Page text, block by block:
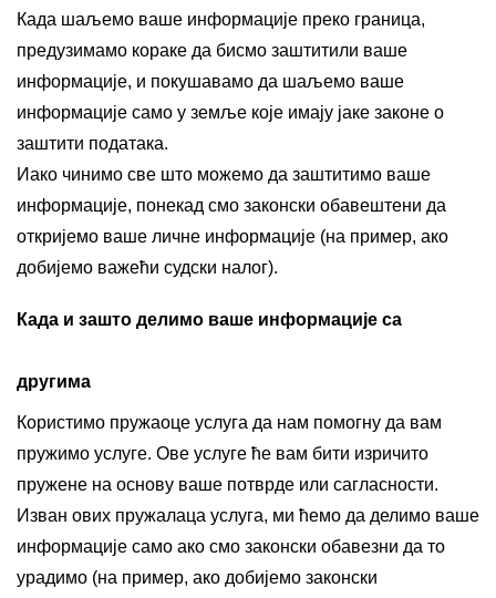
Када шаљемо ваше информације преко граница,
предузимамо кораке да бисмо заштитили ваше
информације, и покушавамо да шаљемо ваше
информације само у земље које имају јаке законе о
заштити података.
Иако чинимо све што можемо да заштитимо ваше
информације, понекад смо законски обавештени да
откријемо ваше личне информације (на пример, ако
добијемо важећи судски налог).
Када и зашто делимо ваше информације са
другима
Користимо пружаоце услуга да нам помогну да вам
пружимо услуге. Ове услуге ће вам бити изричито
пружене на основу ваше потврде или сагласности.
Изван ових пружалаца услуга, ми ћемо да делимо ваше
информације само ако смо законски обавезни да то
урадимо (на пример, ако добијемо законски